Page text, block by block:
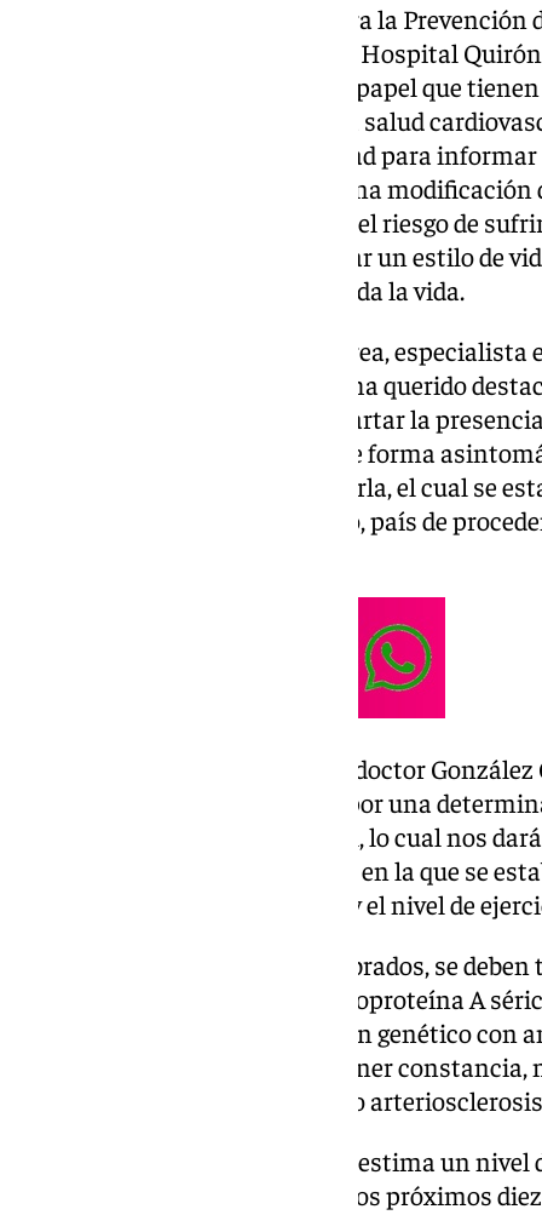
Con motivo del Día Europeo para la Prevención
especialistas en Cardiología del Hospital
querido destacar el importante papel que
prevención y la promoción de la salud
comentan, «son una oportunidad para
hábitos de vida y llevar a cabo una
que para reducir todo lo posible el riesgo de
cardiovascular, se debe instaurar un estilo de
pediátricas y mantenerse así toda la vida.
El doctor Manuel González Correa,
Quirónsalud Sagrado Corazón, ha querido
chequeo médico podemos descartar la
establecida que haya cursado de forma
estimación del riesgo de padecerla, el cual se
factores, como son la edad, sexo, país de
También ha querido explicar el doctor
riesgo cardiovascular se inicia por una
valoración de la presión arterial, lo cual nos
riesgo asociado a la anamnesis, en la que se
familiares, el hábito tabáquico y el nivel de
Más allá de estos factores nombrados, se
diabetes, niveles elevados de lipoproteína A
trastorno del colesterol de origen genético con
enfermedad cardiovascular o tener
médicas, de presencia de grasa o
A partir de estos parámetros se estima un nivel
enfermedad cardiovascular en los próximos